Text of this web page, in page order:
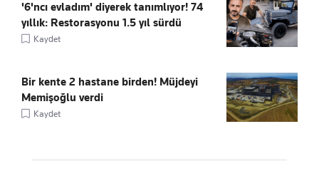
'6'ncı evladım' diyerek tanımlıyor! 74
yıllık: Restorasyonu 1.5 yıl sürdü
Kaydet
Bir kente 2 hastane birden! Müjdeyi
Memişoğlu verdi
Kaydet